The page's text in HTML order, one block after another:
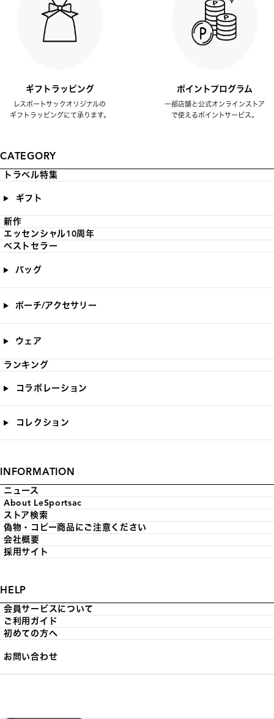
ギフトラッピング
レスポートサックオリジナルの
ギフトラッピングにて承ります。
ポイントプログラム
一部店舗と公式オンラインストア
で使えるポイントサービス。
CATEGORY
トラベル特集
ギフト
新作
エッセンシャル10周年
ベストセラー
バッグ
ポーチ/アクセサリー
ウェア
ランキング
コラボレーション
コレクション
INFORMATION
ニュース
About LeSportsac
ストア検索
偽物・コピー商品にご注意ください
会社概要
採用サイト
HELP
会員サービスについて
ご利用ガイド
初めての方へ
お問い合わせ